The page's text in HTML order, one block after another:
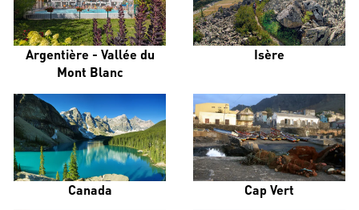
Argentière - Vallée du
Mont Blanc
Isère
Canada Cap Vert